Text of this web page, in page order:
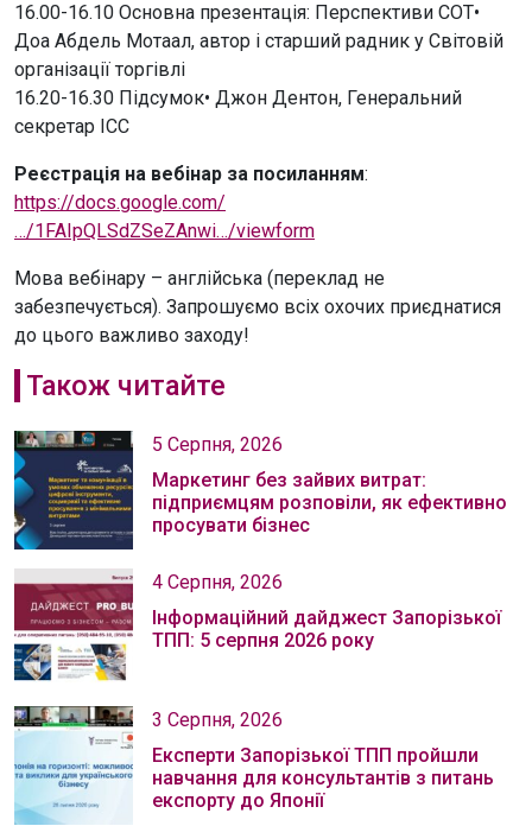
16.00-16.10 Основна презентація: Перспективи СОТ•
Доа Абдель Мотаал, автор і старший радник у Світовій
організації торгівлі
16.20-16.30 Підсумок• Джон Дентон, Генеральний
секретар ICC
Реєстрація на вебінар за посиланням:
https://docs.google.com/
…/1FAIpQLSdZSeZAnwi…/viewform
Мова вебінару – англійська (переклад не
забезпечується). Запрошуємо всіх охочих приєднатися
до цього важливо заходу!
Також читайте
5 Серпня, 2026
Маркетинг без зайвих витрат:
підприємцям розповіли, як ефективно
просувати бізнес
4 Серпня, 2026
Інформаційний дайджест Запорізької
ТПП: 5 серпня 2026 року
3 Серпня, 2026
Експерти Запорізької ТПП пройшли
навчання для консультантів з питань
експорту до Японії